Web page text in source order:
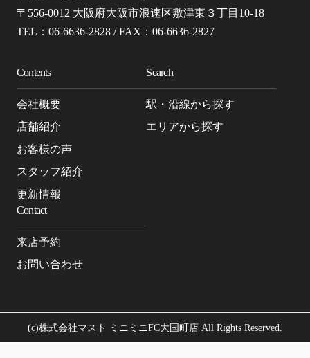
〒556-0012 大阪府大阪市浪速区敷津東３丁目10-18
TEL：06-6636-2828 / FAX：06-6636-2827
Contents
会社概要
店舗紹介
お客様の声
スタッフ紹介
更新情報
Search
駅・沿線から探す
エリアから探す
Contact
来店予約
お問い合わせ
(c)株式会社マスト ミニミニFC大国町店 All Rights Reserved.